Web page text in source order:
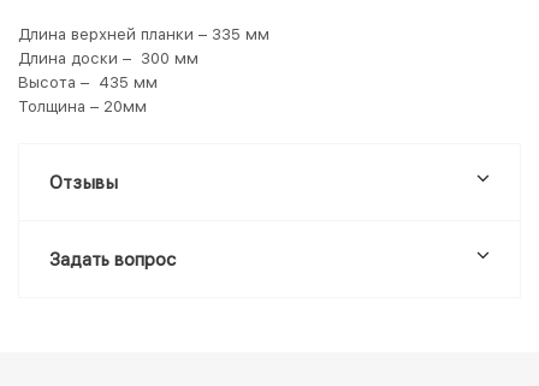
Длина верхней планки – 335 мм
Длина доски – 300 мм
Высота – 435 мм
Толщина – 20мм
Отзывы
Задать вопрос